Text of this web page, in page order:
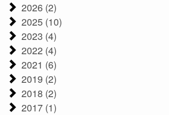
2026 (2)
2025 (10)
2023 (4)
2022 (4)
2021 (6)
2019 (2)
2018 (2)
2017 (1)